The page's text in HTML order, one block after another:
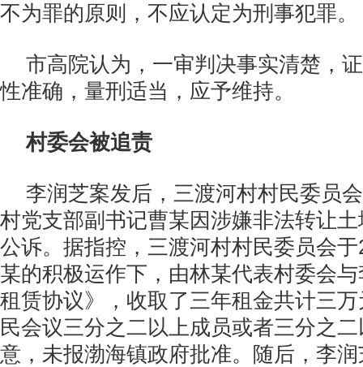
不为罪的原则，不应认定为刑事犯罪。
市高院认为，一审判决事实清楚，
性准确，量刑适当，应予维持。
村委会被追责
李润芝案发后，三渡河村村民委员
村党支部副书记曹某因涉嫌非法转让
公诉。据指控，三渡河村村民委员会
某的积极运作下，由林某代表村委会
租赁协议》，收取了三年租金共计三
民会议三分之二以上成员或者三分之
意，未报渤海镇政府批准。随后，李